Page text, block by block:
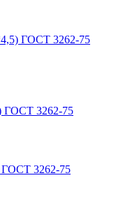
ГОСТ 3262-75
ГОСТ 3262-75
ГОСТ 3262-75